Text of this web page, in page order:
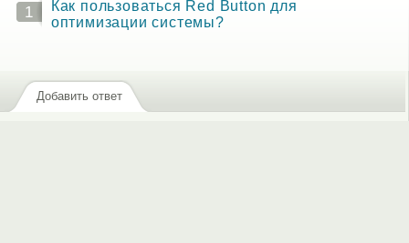
1
Как пользоваться Red Button для
оптимизации системы?
Добавить ответ